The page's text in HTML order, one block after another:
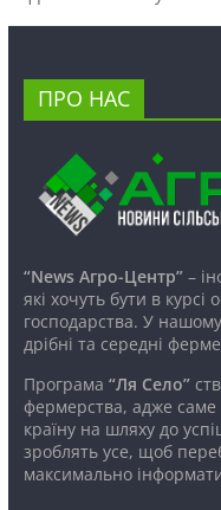
ПРО НАС
“News Агро-Центр”–
які хочуть бути в курсі
господарства. У
дрібні та середні
Програма “Ля Село”
фермерства, адже саме
країну на шляху до
зроблять усе, щоб
максимально